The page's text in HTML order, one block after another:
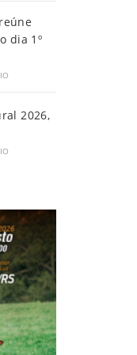
dia 1º
2026,